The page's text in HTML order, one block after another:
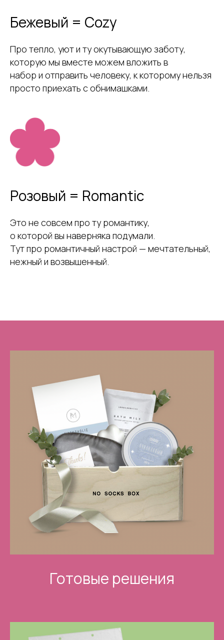
Бежевый = Cozy
Про тепло, уют и ту окутывающую заботу,
которую мы вместе можем вложить в
набор и отправить человеку, к которому нельзя
просто приехать с обнимашками.
Розовый = Romantic
Это не совсем про ту романтику,
о которой вы наверняка подумали.
Тут про романтичный настрой — мечтательный,
нежный и возвышенный.
Готовые решения